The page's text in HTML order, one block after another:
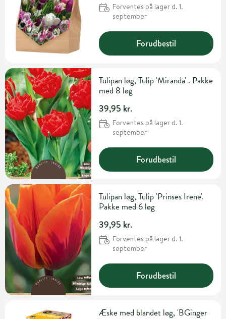
Forventes på lager d. 1.
september
Forudbestil
Tulipan løg, Tulip 'Miranda' . Pakke
med 8 løg
39,95 kr.
Forventes på lager d. 1.
september
Forudbestil
Tulipan løg, Tulip 'Prinses Irene'.
Pakke med 6 løg
39,95 kr.
Forventes på lager d. 1.
september
Forudbestil
Æske med blandet løg, 'BGinger